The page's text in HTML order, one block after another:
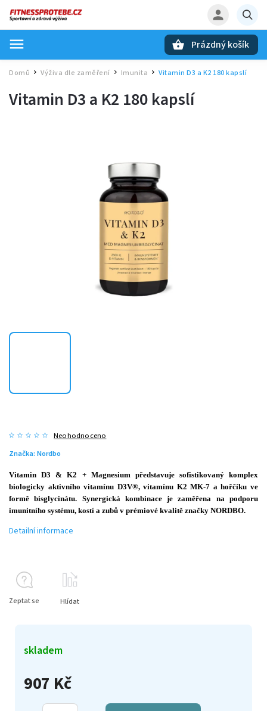
Prázdný košík
Domů / Výživa dle zaměření Imunita / Vitamin D3 a K2 180 kapslí
Vitamin D3 a K2 180 kapslí
Neohodnoceno
Značka: Nordbo
907 Kč
skladem
Vitamin D3 & K2 + Magnesium představuje sofistikovaný komplex
biologicky aktivního vitamínu D3V®, vitamínu K2 MK-7 a hořčíku ve
formě bisglycinátu. Synergická kombinace je zaměřena na podporu
imunitního systému, kostí a zubů v prémiové kvalitě značky NORDBO.
Detailní informace
Zeptat se Hlídat